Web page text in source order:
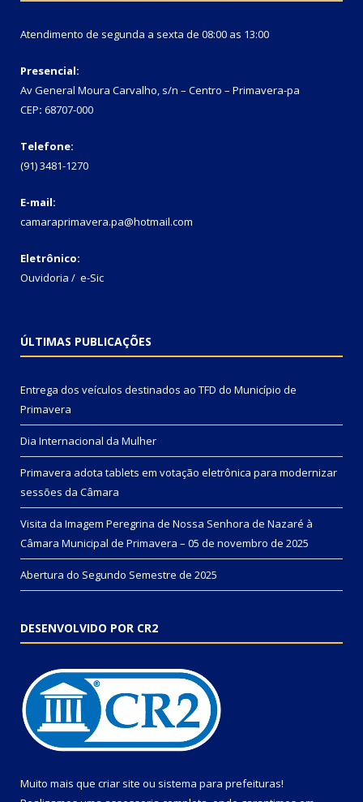
Atendimento de segunda a sexta de 08:00 as 13:00
Presencial:
Av General Moura Carvalho, s/n – Centro – Primavera-pa
CEP: 68707-000
Telefone:
(91) 3481-1270
E-mail:
camaraprimavera.pa@hotmail.com
Eletrônico:
Ouvidoria / e-Sic
ÚLTIMAS PUBLICAÇÕES
Entrega dos veículos destinados ao TFD do Município de
Primavera
Dia Internacional da Mulher
Primavera adota tablets em votação eletrônica para modernizar
sessões da Câmara
Visita da Imagem Peregrina de Nossa Senhora de Nazaré à
Câmara Municipal de Primavera – 05 de novembro de 2025
Abertura do Segundo Semestre de 2025
DESENVOLVIDO POR CR2
Muito mais que criar site ou sistema para prefeituras!